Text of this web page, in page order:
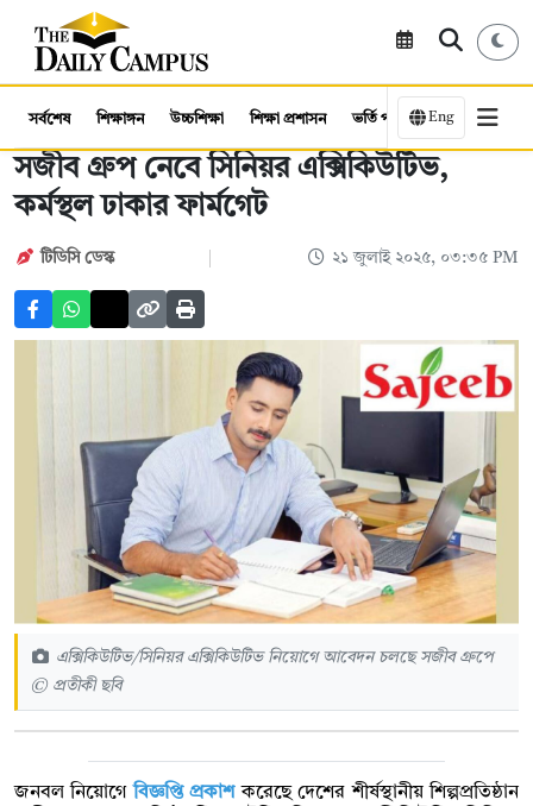
সর্বশেষ শিক্ষাঙ্গন উচ্চশিক্ষা শিক্ষা প্রশাসন ভর্তি পরীক্ষা কর্মসংস্থান
Eng
সজীব গ্রুপ নেবে সিনিয়র এক্সিকিউটিভ,
কর্মস্থল ঢাকার ফার্মগেট
টিডিসি ডেস্ক ২১ জুলাই ২০২৫, ০৩:৩৫ PM
এক্সিকিউটিভ/সিনিয়র এক্সিকিউটিভ নিয়োগে আবেদন চলছে সজীব গ্রুপে
© প্রতীকী ছবি
জনবল নিয়োগেবিজ্ঞপ্তি প্রকাশকরেছে দেশের শীর্ষস্থানীয় শিল্পপ্রতিষ্ঠান